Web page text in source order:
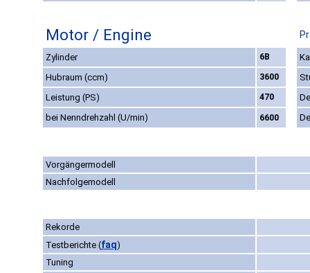
Motor / Engine
Zylinder 6B
Hubraum (ccm)
3600
Leistung (PS)
470
bei Nenndrehzahl (U/min)
6600
Vorgängermodell
Nachfolgemodell
Rekorde
Testberichte (faq)
Tuning